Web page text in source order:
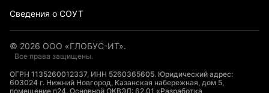
Сведения о СОУТ
© 2026 ООО «ГЛОБУС-ИТ».
Все права защищены.
ОГРН 1135260012337, ИНН 5260365605. Юридический адрес:
603024 г. Нижний Новгород, Казанская набережная, дом 5,
помещение п24. Основной ОКВЭД: 62.01 «Разработка